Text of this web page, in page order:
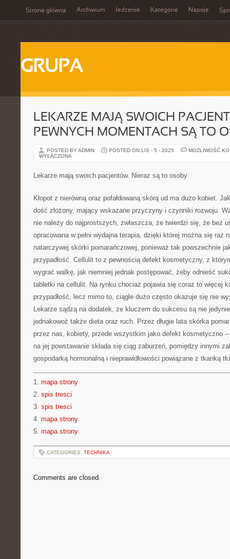
Strona główna Archiwum Jedzenie Kategorie Napoje
GRUPA
LEKARZE MAJĄ SWOICH
PEWNYCH MOMENTACH SĄ TO
POSTED BY ADMIN POSTED ON LIS - 5 - 2025
MOŻLIWOŚĆ
WYŁĄCZONA
Lekarze mają swoich pacjentów. Nieraz są to osoby
Kłopot z nierówną oraz pofałdowaną skórą ud ma dużo kobiet.
dość złożony, mający wskazane przyczyny i czynniki rozwoju.
nie należy do najprostszych, zwłaszcza, że twierdzi się, że bez
opracowana w pełni wydajna terapia, dzięki której można się raz
natarczywej skórki pomarańczowej, ponieważ tak powszechnie
przypadłość. Cellulit to z pewnością defekt kosmetyczny, z
wygrać walkę, jak niemniej jednak postępować, żeby odnieść
tabletki na cellulit. Na rynku chociaż pojawia się coraz to więcej
przypadłość, lecz mimo to, ciągle dużo często okazuje się nie
Lekarze sądzą na dodatek, że kluczem do sukcesu są nie
jednakowoż także dieta oraz ruch. Przez długie lata skórka
przez nas, kobiety, przede wszystkim jako defekt kosmetyczno
na jej powstawanie składa się ciąg zaburzeń, pomiędzy innymi
gospodarką hormonalną i nieprawidłowości powiązane z tkanką
1. mapa strony
2. spis tresci
3. spis tresci
4. mapa strony
5. mapa strony
CATEGORIES: TECHNIKA
Comments are closed.